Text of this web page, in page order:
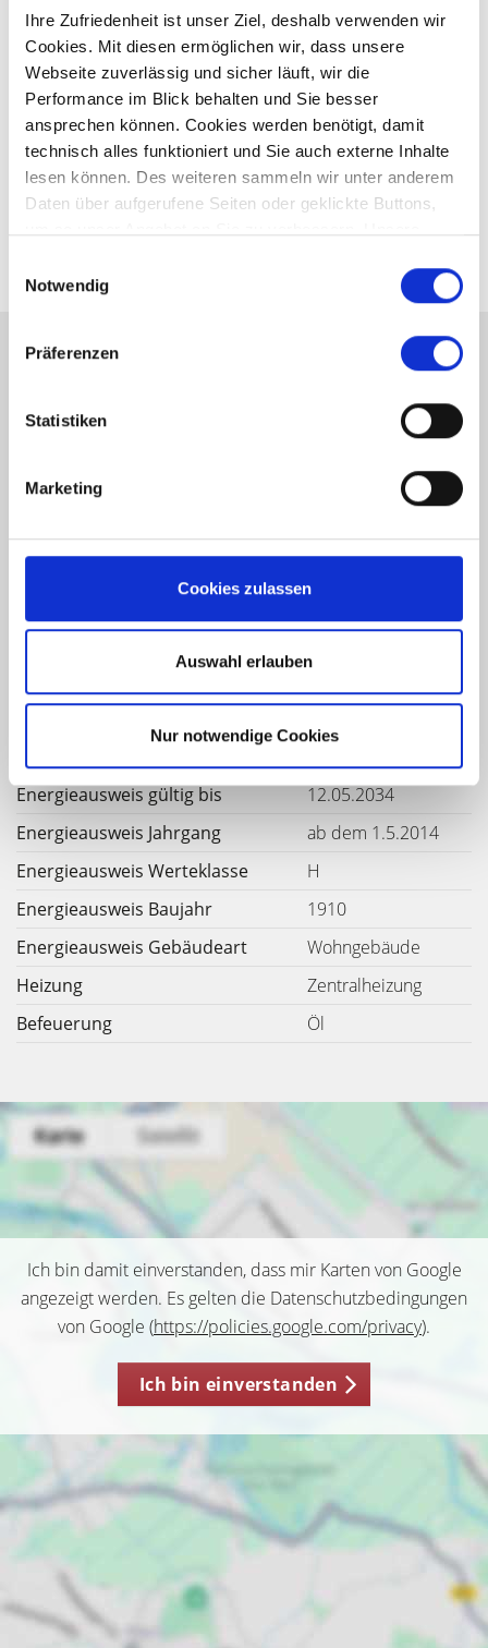
Ihre Zufriedenheit ist unser Ziel, deshalb verwenden wir
Cookies. Mit diesen ermöglichen wir, dass unsere
Webseite zuverlässig und sicher läuft, wir die
Performance im Blick behalten und Sie besser
ansprechen können. Cookies werden benötigt, damit
technisch alles funktioniert und Sie auch externe Inhalte
lesen können. Des weiteren sammeln wir unter anderem
Daten über aufgerufene Seiten oder geklickte Buttons,
weiteren Daten zusammen, die Sie ihnen bereitgestellt
haben oder die sie im Rahmen Ihrer Nutzung der Dienste
Notwendig
Präferenzen
Statistiken
Marketing
Cookies zulassen
Auswahl erlauben
Nur notwendige Cookies
Ansprechpartner
Frau Ute Anthuber
Telefon: +49 (0) 821 48689360
Telefax: +49 (0) 821 4339267
Mobil: +49 (0) 177 2041442
info@anthuber-immobilien.de
Endenergiebedarf
Weitere Informationen
Energieausweis gültig bis
12.05.2034
Energieausweis Jahrgang
ab dem 1.5.2014
Energieausweis Werteklasse
H
Energieausweis Baujahr
1910
Energieausweis Gebäudeart
Wohngebäude
Heizung
Zentralheizung
Befeuerung
Öl
Ich bin damit einverstanden, dass mir Karten von Google
angezeigt werden. Es gelten die Datenschutzbedingungen
von Google (https://policies.google.com/privacy).
Ich bin einverstanden